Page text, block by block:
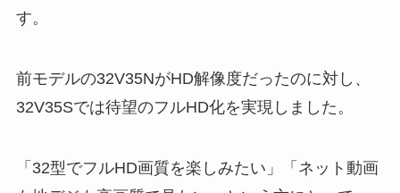
す。
前モデルの32V35NがHD解像度だったのに対し、
32V35Sでは待望のフルHD化を実現しました。
「32型でフルHD画質を楽しみたい」「ネット動画